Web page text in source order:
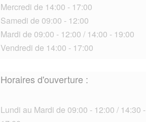
Mercredi de 14:00 - 17:00
Samedi de 09:00 - 12:00
Mardi de 09:00 - 12:00 / 14:00 - 19:00
Vendredi de 14:00 - 17:00
Horaires d'ouverture :
Lundi au Mardi de 09:00 - 12:00 / 14:30 -